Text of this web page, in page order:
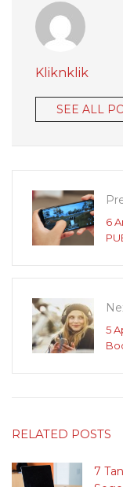
Kliknklik
SEE ALL
6
5
RELATED POSTS
7